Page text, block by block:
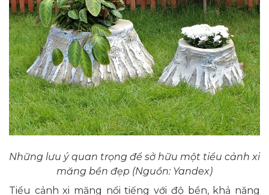
Những lưu ý quan trọng để sở hữu một tiểu cảnh xi
măng bền đẹp (Nguồn: Yandex)
Tiểu cảnh xi măng nổi tiếng với độ bền, khả năng